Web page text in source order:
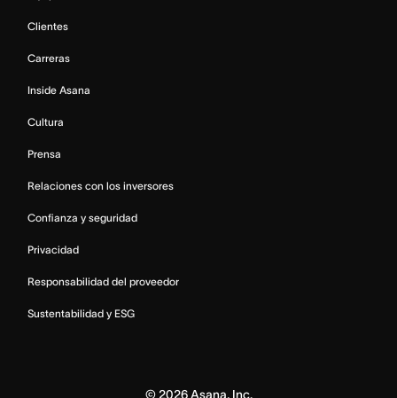
Clientes
Carreras
Inside Asana
Cultura
Prensa
Relaciones con los inversores
Confianza y seguridad
Privacidad
Responsabilidad del proveedor
Sustentabilidad y ESG
© 2026Asana, Inc.